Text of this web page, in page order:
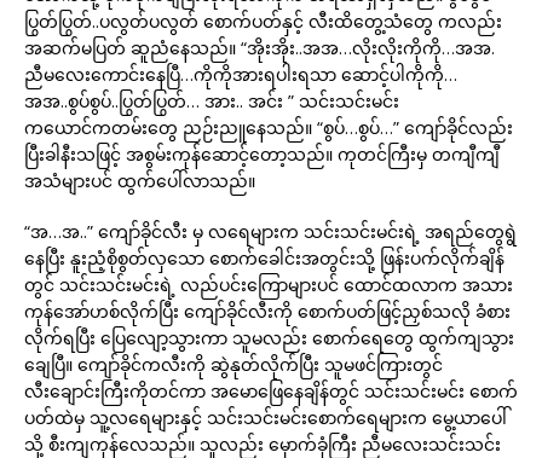
ပြွတ်ပြွတ်..ပလွတ်ပလွတ် စောက်ပတ်နှင့် လီးထိတွေ့သံတွေ ကလည်း
အဆက်မပြတ် ဆူညံနေသည်။ “အိုးအိုး..အအ…လိုးလိုးကိုကို…အအ.
ညီမလေးကောင်းနေပြီ…ကိုကိုအားရပါးရသာ ဆောင့်ပါကိုကို…
အအ..စွပ်စွပ်..ပြွတ်ပြွတ်… အား.. အင်း ” သင်းသင်းမင်း
ကယောင်ကတမ်းတွေ ညဉ်းညူနေသည်။ “စွပ်…စွပ်…” ကျော်ခိုင်လည်း
ပြီးခါနီးသဖြင့် အစွမ်းကုန်ဆောင့်တော့သည်။ ကုတင်ကြီးမှ တကျီကျီ
အသံများပင် ထွက်ပေါ်လာသည်။
“အ…အ..” ကျော်ခိုင်လီး မှ လရေများက သင်းသင်းမင်းရဲ့ အရည်တွေရွဲ
နေပြီး နူးညံ့စိုစွတ်လှသော စောက်ခေါင်းအတွင်းသို့ ဖြန်းပက်လိုက်ချိန်
တွင် သင်းသင်းမင်းရဲ့ လည်ပင်းကြောများပင် ထောင်ထလာက အသား
ကုန်အော်ဟစ်လိုက်ပြီး ကျော်ခိုင်လီးကို စောက်ပတ်ဖြင့်ညှစ်သလို ခံစား
လိုက်ရပြီး ပြေလျော့သွားကာ သူမလည်း စောက်ရေတွေ ထွက်ကျသွား
ချေပြီ။ ကျော်ခိုင်ကလီးကို ဆွဲနုတ်လိုက်ပြီး သူမဖင်ကြားတွင်
လီးချောင်းကြီးကိုတင်ကာ အမောဖြေနေချိန်တွင် သင်းသင်းမင်း စောက်
ပတ်ထဲမှ သူ့လရေများနှင့် သင်းသင်းမင်းစောက်ရေများက မွေ့ယာပေါ်
သို့ စီးကျကုန်လေသည်။ သူလည်း မှောက်ခုံကြီး ညီမလေးသင်းသင်း